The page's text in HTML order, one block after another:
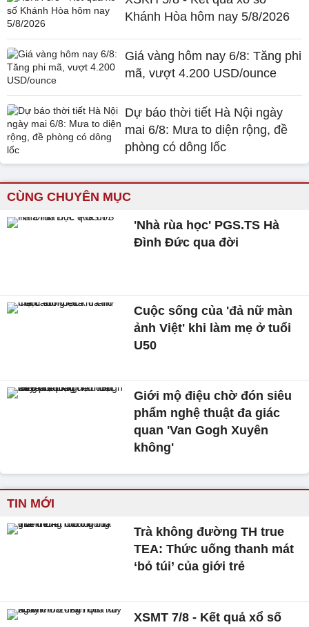
Khánh Hòa hôm nay 5/8/2026
Giá vàng hôm nay 6/8: Tăng phi
mã, vượt 4.200 USD/ounce
Dự báo thời tiết Hà Nội ngày
mai 6/8: Mưa to diện rộng, đề
phòng có dông lốc
CÙNG CHUYÊN MỤC
'Nhà rùa học' PGS.TS Hà
Đình Đức qua đời
Cuộc sống của 'đả nữ màn
ảnh Việt' khi làm mẹ ở tuổi
U50
Giới mộ điệu chờ đón siêu
phẩm nghệ thuật đa giác
quan 'Van Gogh Xuyên
không'
TIN MỚI
Trà không đường TH true
TEA: Thức uống thanh mát
‘bỏ túi’ của giới trẻ
XSMT 7/8 - Kết quả xổ số